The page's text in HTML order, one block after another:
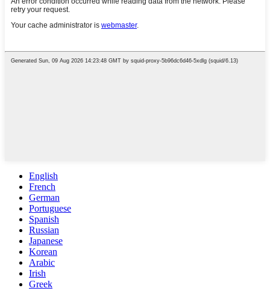
English
French
German
Portuguese
Spanish
Russian
Japanese
Korean
Arabic
Irish
Greek